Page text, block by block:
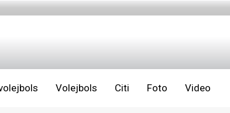
Volejbols Citi Foto Video